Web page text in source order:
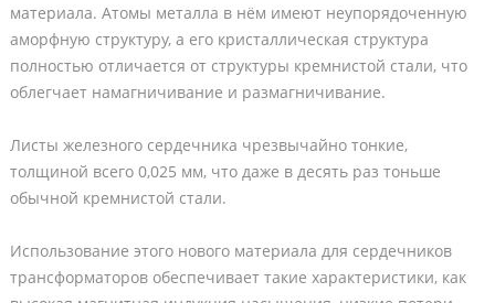
материала. Атомы металла в нём имеют неупорядоченную
аморфную структуру, а его кристаллическая структура
полностью отличается от структуры кремнистой стали, что
облегчает намагничивание и размагничивание.
Листы железного сердечника чрезвычайно тонкие,
толщиной всего 0,025 мм, что даже в десять раз тоньше
обычной кремнистой стали.
Использование этого нового материала для сердечников
трансформаторов обеспечивает такие характеристики, как